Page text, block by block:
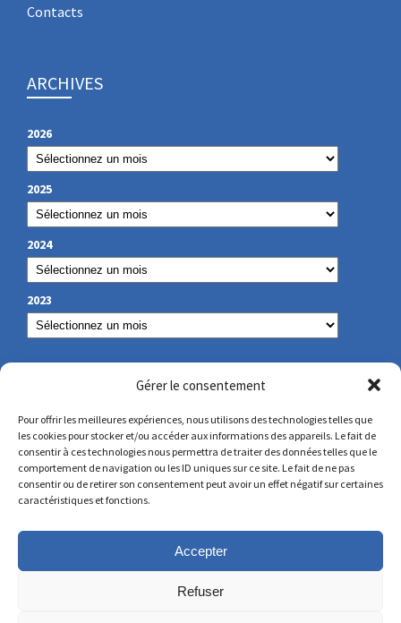
Gérer le consentement
Pour offrir les meilleures expériences, nous utilisons des technologies telles que
les cookies pour stocker et/ou accéder aux informations des appareils. Le fait de
consentir à ces technologies nous permettra de traiter des données telles que le
comportement de navigation ou les ID uniques sur ce site. Le fait de ne pas
consentir ou de retirer son consentement peut avoir un effet négatif sur certaines
caractéristiques et fonctions.
Accepter
Refuser
Contacts
ARCHIVES
2026
2025
2024
2023
NOS COORDONNÉES
secretariat@lamennais.org
protectionenfance@lamennais.org